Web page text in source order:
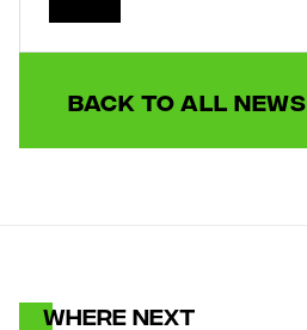
BACK TO ALL NEWS
WHERE NEXT